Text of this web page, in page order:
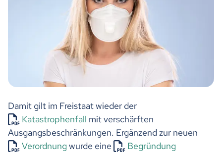
Damit gilt im Freistaat wieder der
Katastrophenfall mit verschärften
Ausgangsbeschränkungen. Ergänzend zur neuen
Verordnungwurde eine
Begründung